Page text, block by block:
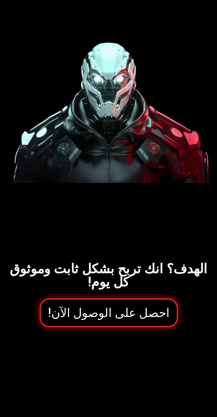
الهدف؟ انك تربح بشكل ثابت وموثوق
كل يوم!
احصل على الوصول الآن!